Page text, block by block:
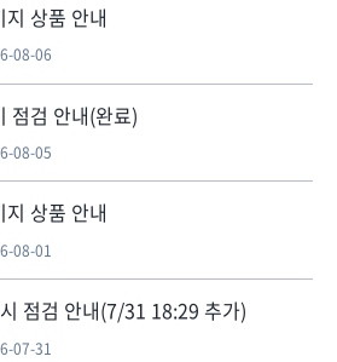
상품 안내
08-06
점검 안내(완료)
08-05
상품 안내
08-01
점검 안내(7/31 18:29 추가)
07-31